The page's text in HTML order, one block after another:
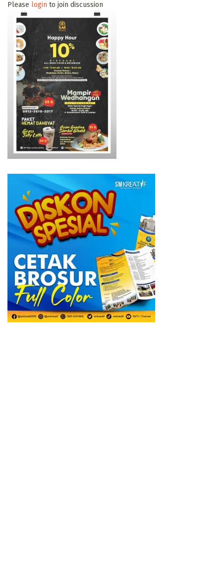
Please login to join discussion